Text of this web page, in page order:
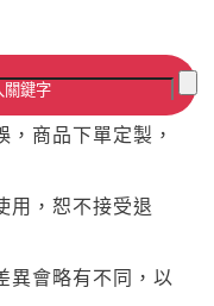
商品下單定製，
用，恕不接受退
異會略有不同，以